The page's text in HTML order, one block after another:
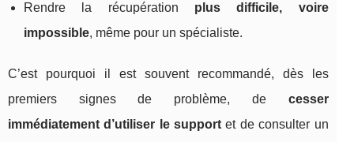
Rendre la récupération plus difficile, voire
impossible, même pour un spécialiste.
C’est pourquoi il est souvent recommandé, dès les
premiers signes de problème, de cesser
immédiatement d’utiliser le support et de consulter un